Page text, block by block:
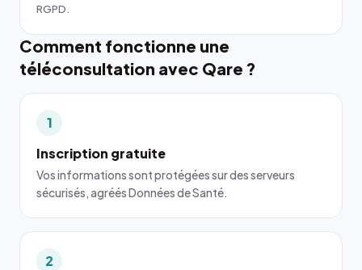
RGPD.
Comment fonctionne une
téléconsultation avec Qare ?
1
Inscription gratuite
Vos informations sont protégées sur des serveurs
sécurisés, agréés Données de Santé.
2